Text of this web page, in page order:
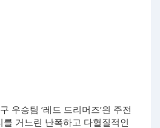
우승팀 ‘레드 드리머즈’읜 주전
거느린 난폭하고 다혈질적인